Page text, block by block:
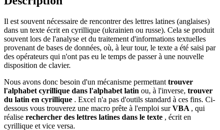
Il est souvent nécessaire de rencontrer des lettres latines (anglaises)
dans un texte écrit en cyrillique (ukrainien ou russe). Cela se produit
souvent lors de l'analyse et du traitement d'informations textuelles
provenant de bases de données, où, à leur tour, le texte a été saisi par
des opérateurs qui n'ont pas eu le temps de passer à une nouvelle
disposition de clavier.
Nous avons donc besoin d'un mécanisme permettant trouver
l'alphabet cyrillique dans l'alphabet latin ou, à l'inverse, trouver
du latin en cyrillique . Excel n'a pas d'outils standard à ces fins. Ci-
dessous vous trouverez une macro prête à l'emploi surVBA , qui
réalise rechercher des lettres latines dans le texte , écrit en
cyrillique et vice versa.